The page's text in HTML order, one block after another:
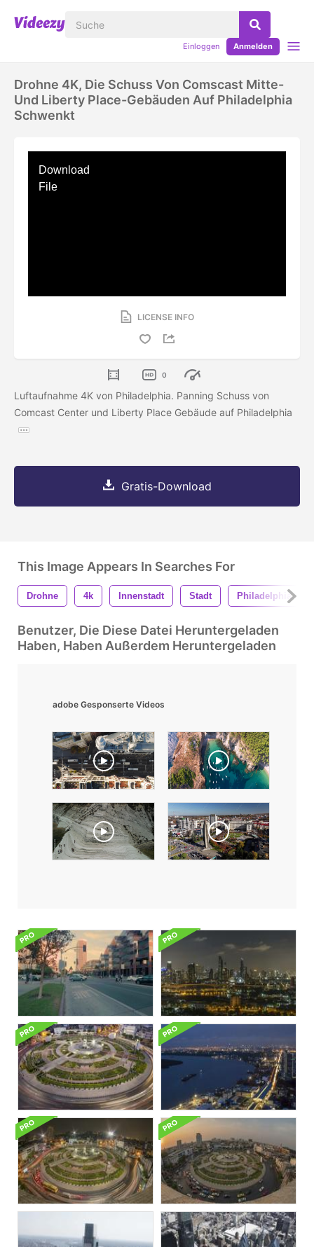
Einloggen Anmelden
Drohne 4K, Die Schuss Von Comscast Mitte-
Und Liberty Place-Gebäuden Auf Philadelphia
Schwenkt
Download
File
LICENSE INFO
0
Luftaufnahme 4K von Philadelphia. Panning Schuss von
Comcast Center und Liberty Place Gebäude auf Philadelphia
Gratis-Download
This Image Appears In Searches For
Drohne 4k Innenstadt Stadt Philadelphia
Benutzer, Die Diese Datei Heruntergeladen
Haben, Haben Außerdem Heruntergeladen
adobe Gesponserte Videos